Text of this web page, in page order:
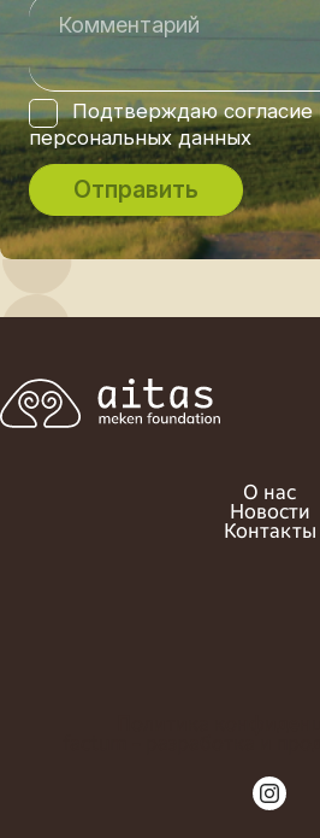
Подтверждаю согласие
персональных данных
О нас
Новости
Контакты